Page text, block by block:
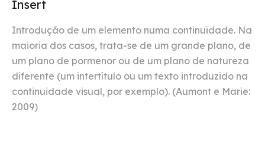
Insert
Introdução de um elemento numa continuidade. Na
maioria dos casos, trata-se de um grande plano, de
um plano de pormenor ou de um plano de natureza
diferente (um intertítulo ou um texto introduzido na
continuidade visual, por exemplo). (Aumont e Marie:
2009)